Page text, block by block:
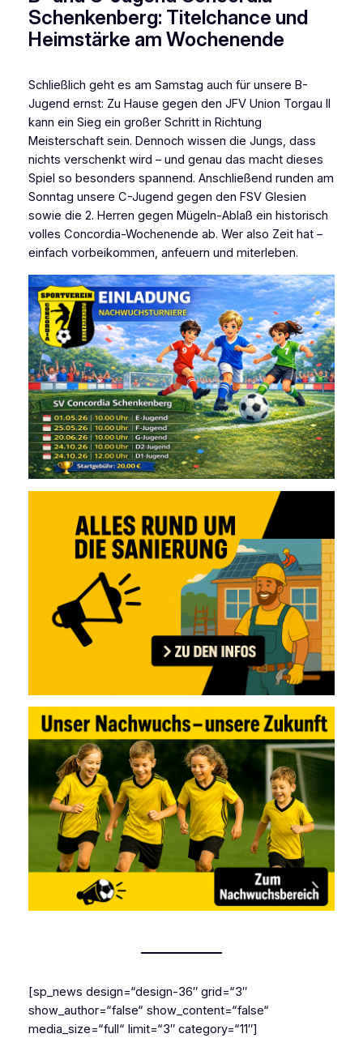
Schenkenberg: Titelchance und
Heimstärke am Wochenende
Schließlich geht es am Samstag auch für unsere B-
Jugend ernst: Zu Hause gegen den JFV Union Torgau II
kann ein Sieg ein großer Schritt in Richtung
Meisterschaft sein. Dennoch wissen die Jungs, dass
nichts verschenkt wird – und genau das macht dieses
Spiel so besonders spannend. Anschließend runden am
Sonntag unsere C-Jugend gegen den FSV Glesien
sowie die 2. Herren gegen Mügeln-Ablaß ein historisch
volles Concordia-Wochenende ab. Wer also Zeit hat –
einfach vorbeikommen, anfeuern und miterleben.
[sp_news design=“design-36″ grid=“3″
show_author=“false“ show_content=“false“
media_size=“full“ limit=“3″ category=“11″]